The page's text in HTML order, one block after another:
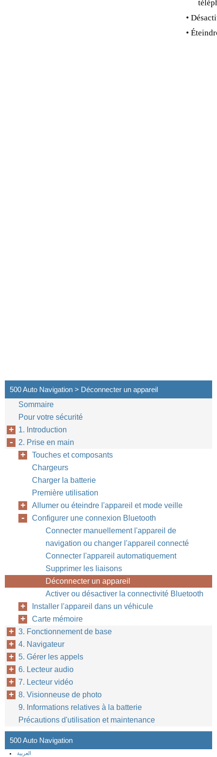
•
•
500 Auto Navigation > Déconnecter un appareil
Sommaire
Pour votre sécurité
1. Introduction
2. Prise en main
Touches et composants
Chargeurs
Charger la batterie
Première utilisation
Allumer ou éteindre l'appareil et mode veille
Configurer une connexion Bluetooth
Connecter manuellement l'appareil de
navigation ou changer l'appareil connecté
Connecter l'appareil automatiquement
Supprimer les liaisons
Déconnecter un appareil
Activer ou désactiver la connectivité Bluetooth
Installer l'appareil dans un véhicule
Carte mémoire
3. Fonctionnement de base
4. Navigateur
5. Gérer les appels
6. Lecteur audio
7. Lecteur vidéo
8. Visionneuse de photo
9. Informations relatives à la batterie
Précautions d'utilisation et maintenance
500 Auto Navigation
العربية